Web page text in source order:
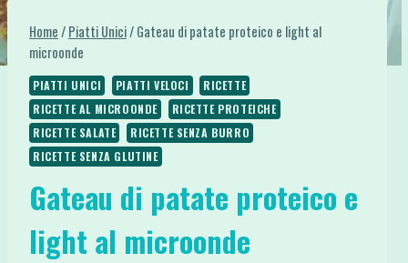
Home/Piatti Unici/Gateau di patate proteico e light al
microonde
PIATTI UNICI PIATTI VELOCI
RICETTE
RICETTE AL MICROONDE
RICETTE PROTEICHE
RICETTE SALATE
RICETTE SENZA BURRO
RICETTE SENZA GLUTINE
Gateau di patate proteico e
light al microonde